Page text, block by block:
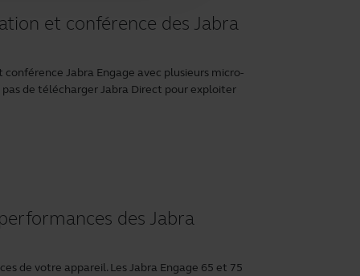
et conférence des Jabra
Jabra Engage avec plusieurs micro-
pas de téléchargerJabra Direct pour exploiter
des Jabra
de votre appareil. Les Jabra Engage 65 et 75